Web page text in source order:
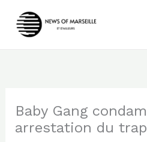
Baby Gang
arrestation du